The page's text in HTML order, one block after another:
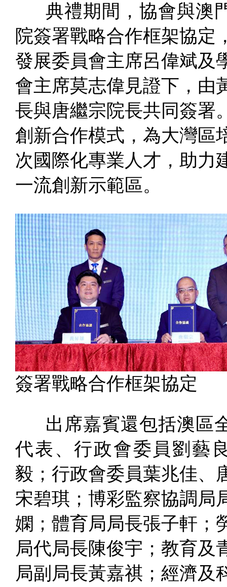
典禮期間，協會與澳
院簽署戰略合作框架協定
發展委員會主席呂偉斌及
會主席莫志偉見證下，由
長與唐繼宗院長共同簽署
創新合作模式，為大灣區
次國際化專業人才，助力
一流創新示範區。
簽署戰略合作框架協定
出席嘉賓還包括澳區
代表、行政會委員劉藝
毅；行政會委員葉兆佳、
宋碧琪；博彩監察協調局
嫻；體育局局長張子軒；
局代局長陳俊宇；教育及
局副局長黃嘉祺；經濟及